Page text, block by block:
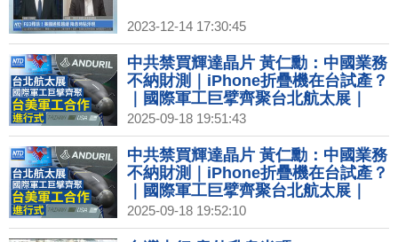
2023-12-14 17:30:45
中共禁買輝達晶片 黃仁勳：中國業務
不納財測｜iPhone折疊機在台試產？
｜國際軍工巨擘齊聚台北航太展｜
Fed降1碼 暗示今年再降息
2025-09-18 19:51:43
中共禁買輝達晶片 黃仁勳：中國業務
不納財測｜iPhone折疊機在台試產？
｜國際軍工巨擘齊聚台北航太展｜
Fed降1碼 暗示今年再降息
2025-09-18 19:52:10